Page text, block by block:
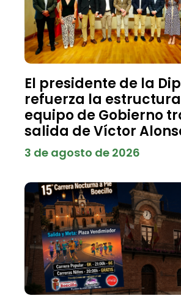
El presidente de la
refuerza la
equipo de Gobierno
salida de Víctor
3 de agosto de 2026